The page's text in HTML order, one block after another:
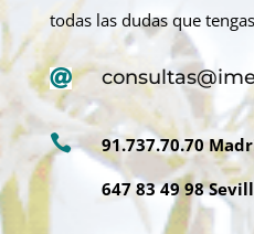
todas las dudas que


91.737.70.70
647 83 49 98